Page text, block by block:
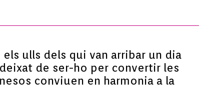
ulls dels qui van arribar un dia
de ser-ho per convertir les
conviuen en harmonia a la